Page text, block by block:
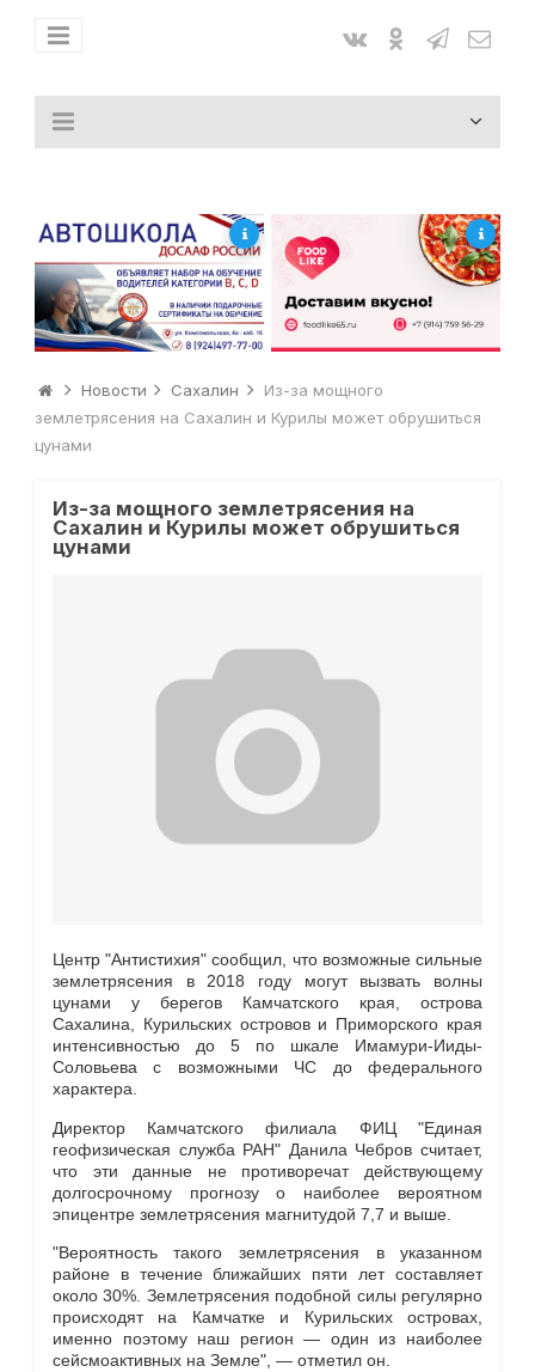
Новости Сахалин
Из-за мощного
землетрясения на Сахалин и Курилы может обрушиться
цунами
Из-за мощного землетрясения на
Сахалин и Курилы может обрушиться
цунами
Центр "Антистихия" сообщил, что возможные сильные
землетрясения в 2018 году могут вызвать волны
цунами у берегов Камчатского края, острова
Сахалина, Курильских островов и Приморского края
интенсивностью до 5 по шкале Имамури-Ииды-
Соловьева с возможными ЧС до федерального
характера.
Директор Камчатского филиала ФИЦ "Единая
геофизическая служба РАН" Данила Чебров считает,
что эти данные не противоречат действующему
долгосрочному прогнозу о наиболее вероятном
эпицентре землетрясения магнитудой 7,7 и выше.
"Вероятность такого землетрясения в указанном
районе в течение ближайших пяти лет составляет
около 30%. Землетрясения подобной силы регулярно
происходят на Камчатке и Курильских островах,
именно поэтому наш регион — один из наиболее
сейсмоактивных на Земле", — отметил он.